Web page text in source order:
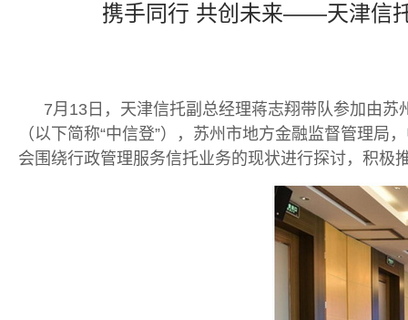
携手同行 共创未来——天津信
7月13日，天津信托副总经理蒋志翔带队参加由
（以下简称“中信登”），苏州市地方金融监督管理
会围绕行政管理服务信托业务的现状进行探讨，积极